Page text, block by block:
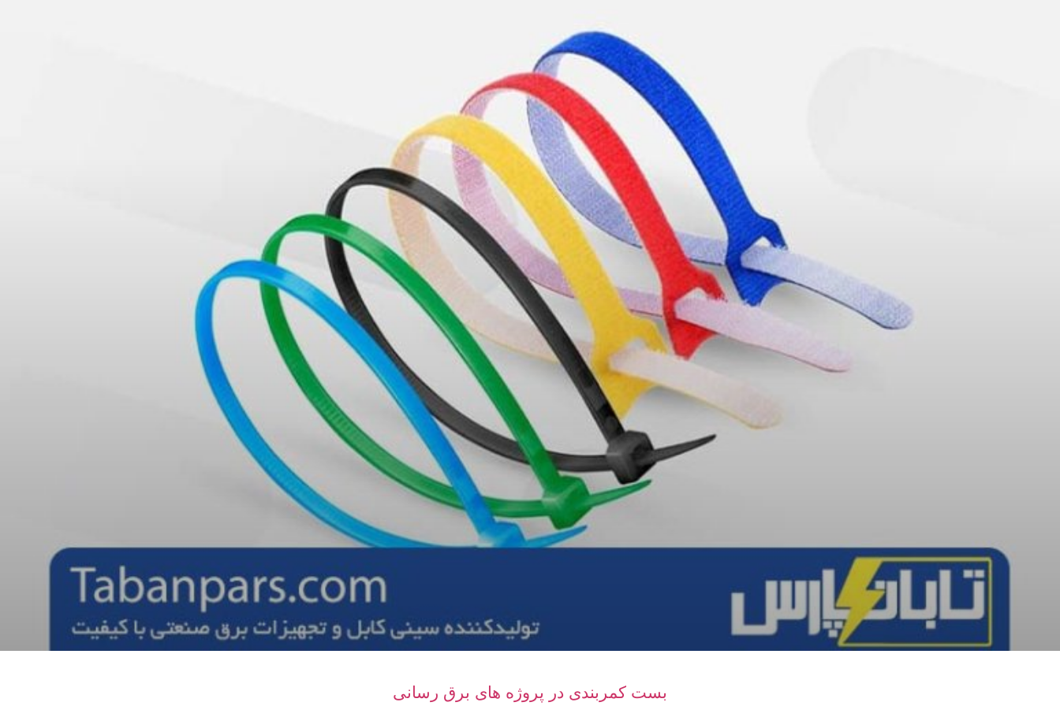
بست کمربندی در پروژه‌ های برق‌ رسانی